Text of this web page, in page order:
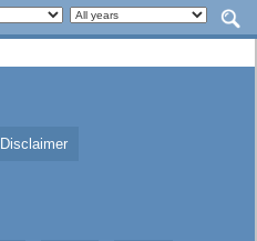
Disclaimer